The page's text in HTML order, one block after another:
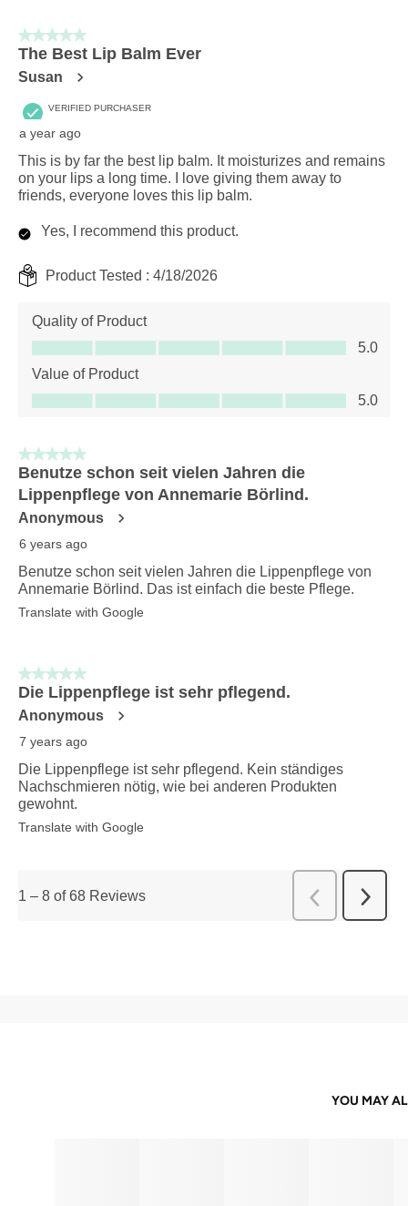
5 out of 5 stars.
The Best Lip Balm Ever
Susan
VERIFIED PURCHASER
a year ago
This is by far the best lip balm. It moisturizes and remains
on your lips a long time. I love giving them away to
friends, everyone loves this lip balm.
Yes, I recommend this product.
Product Tested : 4/18/2026
Quality of Product
Quality of Product, 5.0 out of 5
5.0
Value of Product
Value of Product, 5.0 out of 5
5.0
5 out of 5 stars.
Benutze schon seit vielen Jahren die
Lippenpflege von Annemarie Börlind.
Anonymous
6 years ago
Benutze schon seit vielen Jahren die Lippenpflege von
Annemarie Börlind. Das ist einfach die beste Pflege.
Translate with Google
5 out of 5 stars.
Die Lippenpflege ist sehr pflegend.
Anonymous
7 years ago
Die Lippenpflege ist sehr pflegend. Kein ständiges
Nachschmieren nötig, wie bei anderen Produkten
gewohnt.
Translate with Google
1 – 8 of 68 Reviews
Previous
Reviews
Next
YOU MAY